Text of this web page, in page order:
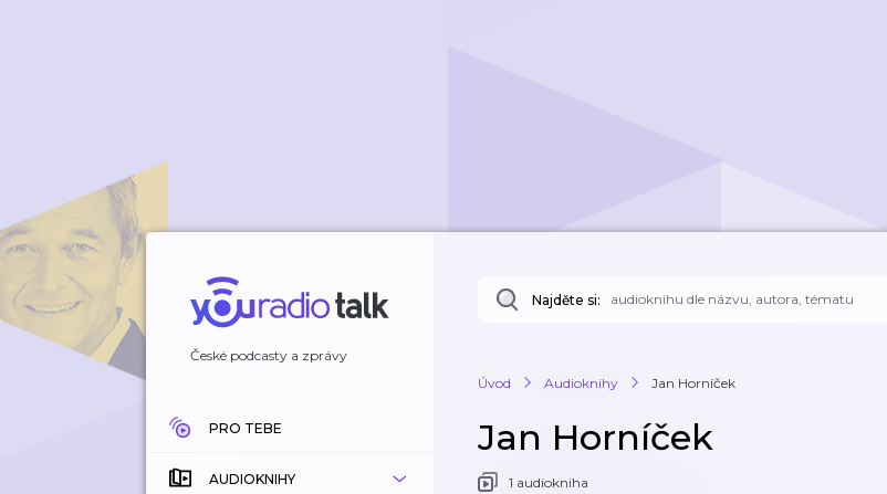
České podcasty a zprávy
PRO TEBE
AUDIOKNIHY
Najděte si:
Úvod Audioknihy Jan Horníček
Jan Horníček
1 audiokniha